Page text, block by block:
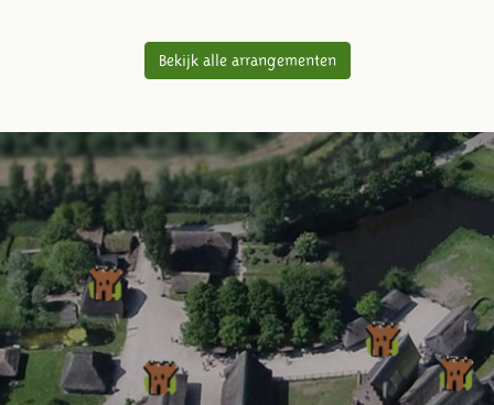
Bekijk alle arrangementen